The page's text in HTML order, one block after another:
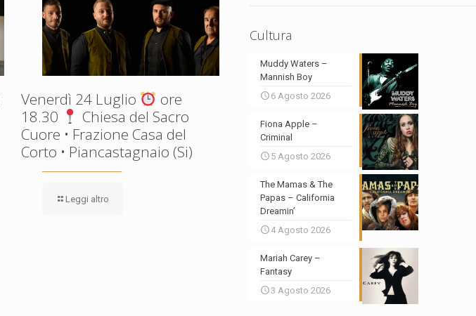
Venerdì 24 Luglio
ore
18.30
Chiesa del Sacro
Cuore • Frazione Casa del
Corto • Piancastagnaio (Si)
Leggi altro
Cultura
Muddy Waters –
Mannish Boy
6 Agosto 2026
Fiona Apple –
Criminal
5 Agosto 2026
The Mamas & The
Papas – California
Dreamin’
4 Agosto 2026
Mariah Carey –
Fantasy
3 Agosto 2026